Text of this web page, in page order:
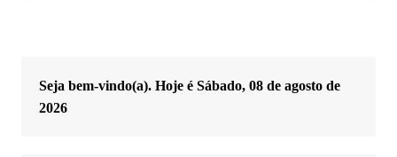
Seja bem-vindo(a). Hoje é Sábado, 08 de agosto de
2026